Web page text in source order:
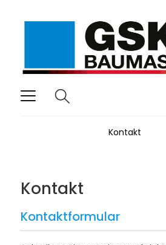
Kontakt
Kontakt
Kontaktformular